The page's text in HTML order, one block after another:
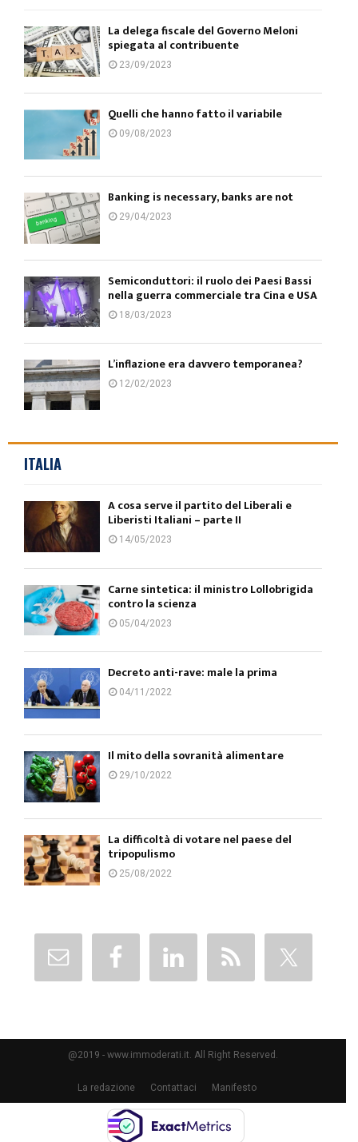
La delega fiscale del Governo Meloni
spiegata al contribuente
23/09/2023
Quelli che hanno fatto il variabile
09/08/2023
Banking is necessary, banks are not
29/04/2023
Semiconduttori: il ruolo dei Paesi Bassi
nella guerra commerciale tra Cina e USA
18/03/2023
L’inflazione era davvero temporanea?
12/02/2023
ITALIA
A cosa serve il partito del Liberali e
Liberisti Italiani – parte II
14/05/2023
Carne sintetica: il ministro Lollobrigida
contro la scienza
05/04/2023
Decreto anti-rave: male la prima
04/11/2022
Il mito della sovranità alimentare
29/10/2022
La difficoltà di votare nel paese del
tripopulismo
25/08/2022
@2019 - www.immoderati.it. All Right Reserved.
La redazione Contattaci Manifesto